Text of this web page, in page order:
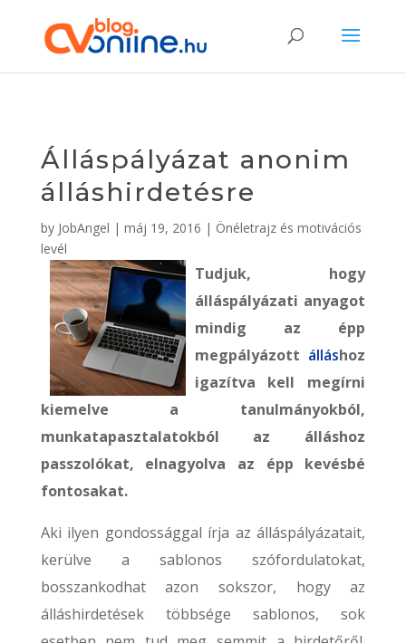
Álláspályázat anonim
álláshirdetésre
by JobAngel | máj 19, 2016 | Önéletrajz és motivációs
levél
Tudjuk, hogy
álláspályázati anyagot
mindig az épp
megpályázott álláshoz
igazítva kell megírni
kiemelve a tanulmányokból,
munkatapasztalatokból az álláshoz
passzolókat, elnagyolva az épp kevésbé
fontosakat.
Aki ilyen gondossággal írja az álláspályázatait,
kerülve a sablonos szófordulatokat,
bosszankodhat azon sokszor, hogy az
álláshirdetések többsége sablonos, sok